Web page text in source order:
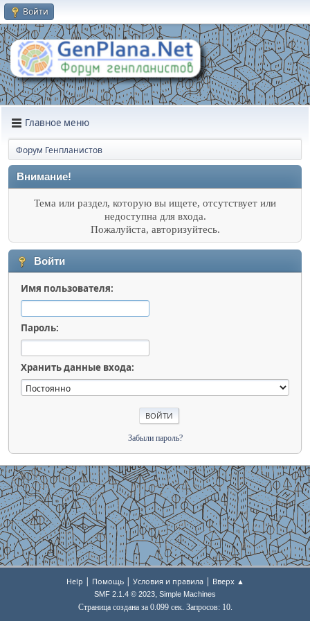
Войти
Главное меню
Форум Генпланистов
Внимание!
Тема или раздел, которую вы ищете, отсутствует или
недоступна для входа.
Пожалуйста, авторизуйтесь.
Войти
Имя пользователя:
Пароль:
Хранить данные входа:
Забыли пароль?
Help | Помощь| Условия и правила| Вверх ▲
SMF 2.1.4 © 2023, Simple Machines
Страница создана за 0.099 сек. Запросов: 10.